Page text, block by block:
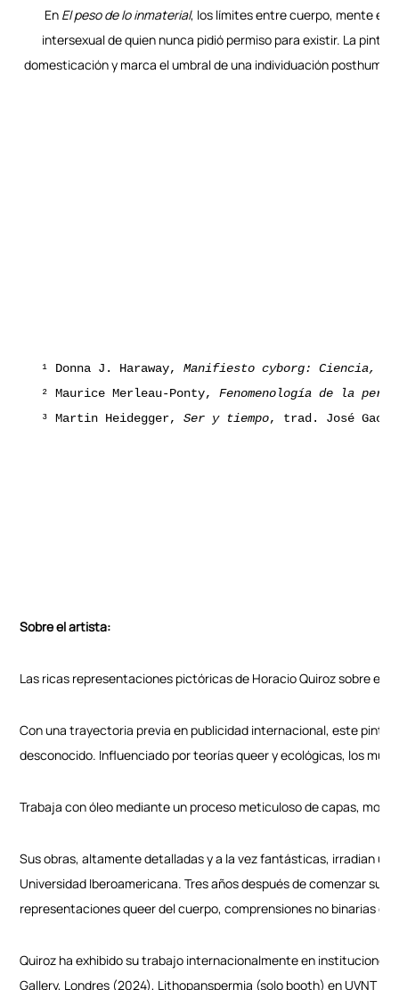
En El peso de lo inmaterial, los límites entre cuerpo, mente e
intersexual de quien nunca pidió permiso para existir. La
domesticación y marca el umbral de una individuación
¹ Donna J. Haraway, Manifiesto cyborg: Ciencia,
² Maurice Merleau-Ponty, Fenomenología de la
³ Martin Heidegger, Ser y tiempo, trad. José Gaos
Sobre el artista:
Las ricas representaciones pictóricas de Horacio Quiroz sobre el
Con una trayectoria previa en publicidad internacional, este
desconocido. Influenciado por teorías queer y ecológicas, los
Trabaja con óleo mediante un proceso meticuloso de capas,
Sus obras, altamente detalladas y a la vez fantásticas, irradian
Universidad Iberoamericana. Tres años después de comenzar su
representaciones queer del cuerpo, comprensiones no binarias
Quiroz ha exhibido su trabajo internacionalmente en instituciones,
Gallery, Londres (2024), Lithopanspermia (solo booth) en UVNT